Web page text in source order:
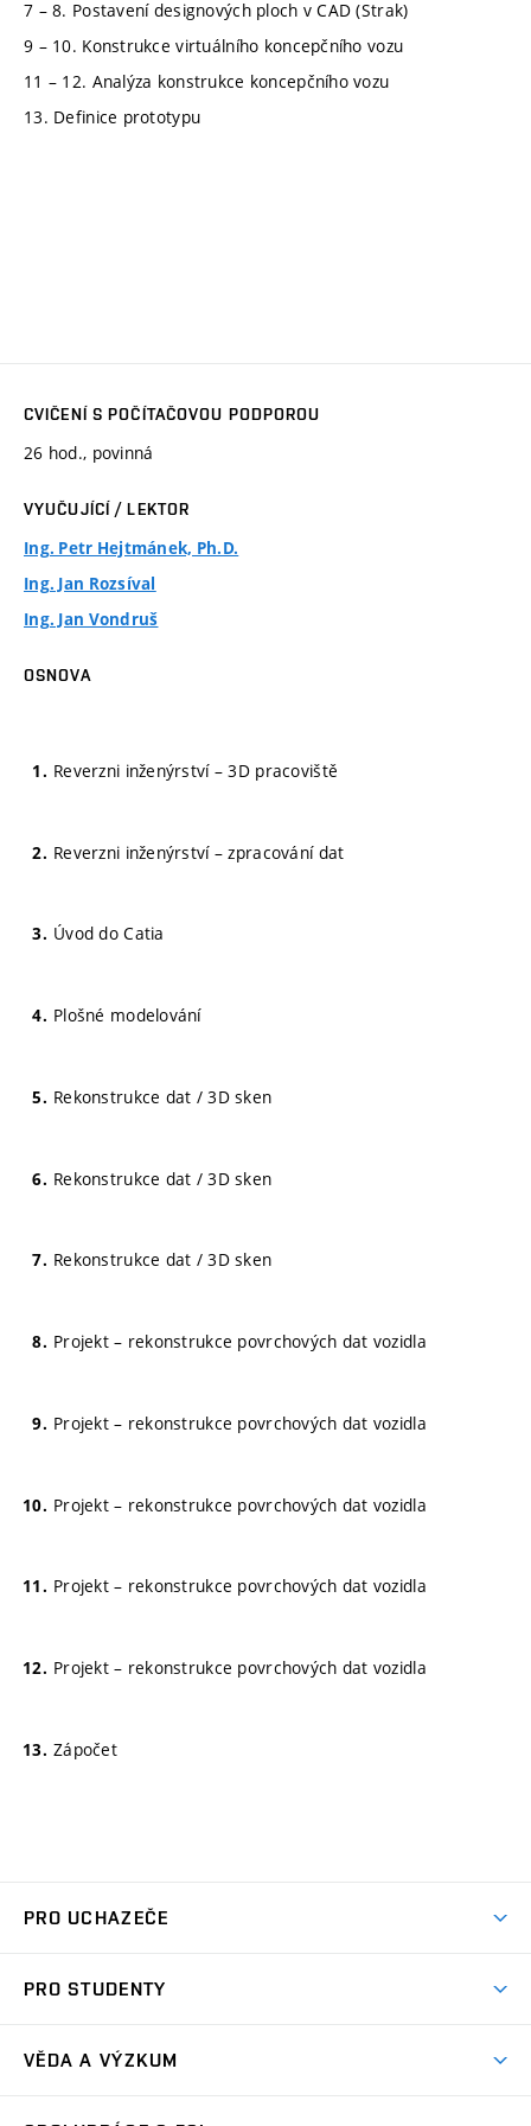
7 – 8. Postavení designových ploch v CAD (Strak)
9 – 10. Konstrukce virtuálního koncepčního vozu
11 – 12. Analýza konstrukce koncepčního vozu
13. Definice prototypu
CVIČENÍ S POČÍTAČOVOU PODPOROU
26 hod., povinná
VYUČUJÍCÍ / LEKTOR
Ing. Petr Hejtmánek, Ph.D.
Ing. Jan Rozsíval
Ing. Jan Vondruš
OSNOVA
Reverzni inženýrství – 3D pracoviště
Reverzni inženýrství – zpracování dat
Úvod do Catia
Plošné modelování
Rekonstrukce dat / 3D sken
Rekonstrukce dat / 3D sken
Rekonstrukce dat / 3D sken
Projekt – rekonstrukce povrchových dat vozidla
Projekt – rekonstrukce povrchových dat vozidla
Projekt – rekonstrukce povrchových dat vozidla
Projekt – rekonstrukce povrchových dat vozidla
Projekt – rekonstrukce povrchových dat vozidla
Zápočet
PRO UCHAZEČE
Ambasadoři studia
PRO STUDENTY
VĚDA A VÝZKUM